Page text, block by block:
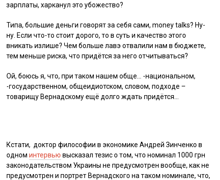
зарплаты, харканул это убожество?
Типа, большие деньги говорят за себя сами, money talks? Ну-
ну. Если что-то стоит дорого, то в суть и качество этого
вникать излише? Чем больше лавэ отвалили нам в бюджете,
тем меньше риска, что придётся за него отчитываться?
Ой, боюсь я, что, при таком нашем обще… -национальном,
-государственном, общеидиотском, словом, подходе –
товарищу Вернадскому ещё долго ждать придётся…
Кстати, доктор философии в экономике Андрей Зинченко в
одноминтервью высказал тезис о том, что номинал 1000 грн
законодательством Украины не предусмотрен вообще, как не
предусмотрен и портрет Вернадского на таком номинале, что,